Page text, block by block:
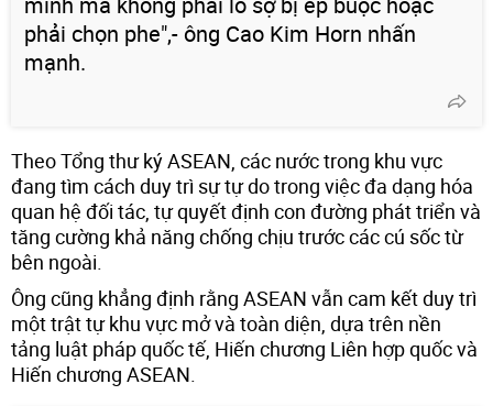
phải chọn phe",- ông Cao Kim Horn nhấn
mạnh.
Theo Tổng thư ký ASEAN, các nước trong khu vực
đang tìm cách duy trì sự tự do trong việc đa dạng hóa
quan hệ đối tác, tự quyết định con đường phát triển và
tăng cường khả năng chống chịu trước các cú sốc từ
bên ngoài.
Ông cũng khẳng định rằng ASEAN vẫn cam kết duy trì
một trật tự khu vực mở và toàn diện, dựa trên nền
tảng luật pháp quốc tế, Hiến chương Liên hợp quốc và
Hiến chương ASEAN.